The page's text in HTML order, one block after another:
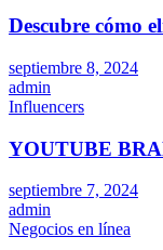
Descubre cómo
septiembre 8, 2024
admin
Influencers
YOUTUBE
septiembre 7, 2024
admin
Negocios en línea